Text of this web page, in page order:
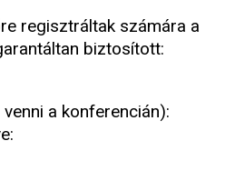
regisztráltak számára a
biztosított:
a konferencián):